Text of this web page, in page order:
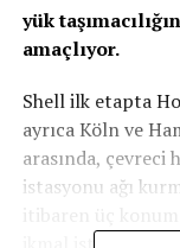
yük
amaçlıyor.
Shell ilk etapta
ayrıca Köln ve
arasında,
istasyonu ağı